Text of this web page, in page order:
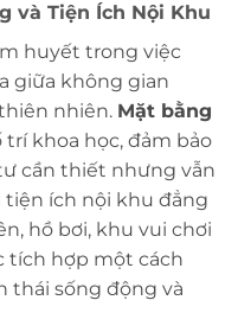
và Tiện Ích Nội Khu
huyết trong việc
giữa không gian
nhiên. Mặt bằng
khoa học, đảm bảo
cần thiết nhưng vẫn
ích nội khu đẳng
hồ bơi, khu vui chơi
tích hợp một cách
thái sống động và